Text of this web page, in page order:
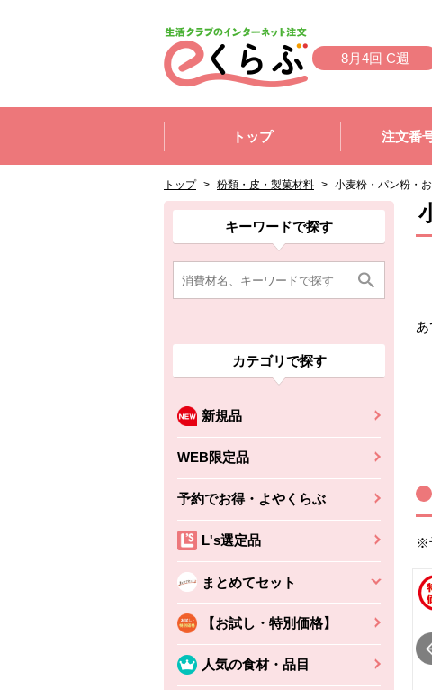
8月4回 C週
トップ
注文番
トップ > 粉類・皮・製菓材料 > 小麦粉・パン粉・
ここから消費材検索メニューです。
キーワードで探す
カテゴリで探す
新規品
WEB限定品
予約でお得・よやくらぶ
L's選定品
まとめてセット
【お試し・特別価格】
人気の食材・品目
消費材検索メニューここまで。
ここから本文です。
ここから組合員向けメニューです。
組合員向けメニューここまで。
ここから本文です。
※